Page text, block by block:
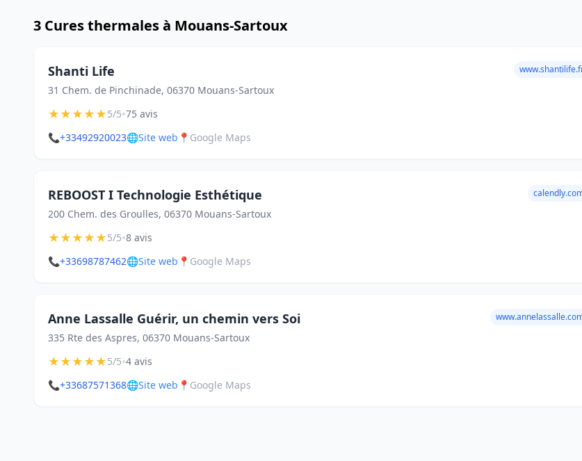
3 Cures thermales à Mouans-Sartoux
Shanti Life
31 Chem. de Pinchinade, 06370 Mouans-Sartoux
★★★★★5/5•75 avis
📞+33492920023🌐Site web 📍 Google Maps
REBOOST I Technologie Esthétique
200 Chem. des Groulles, 06370 Mouans-Sartoux
★★★★★5/5•8 avis
📞+33698787462🌐Site web 📍 Google Maps
Anne Lassalle Guérir, un chemin vers Soi
335 Rte des Aspres, 06370 Mouans-Sartoux
★★★★★5/5•4 avis
📞+33687571368🌐Site web 📍 Google Maps